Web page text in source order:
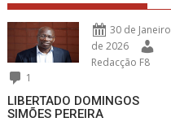
30 de Janeiro
de 2026
Redacção F8
1
LIBERTADO DOMINGOS
SIMÕES PEREIRA